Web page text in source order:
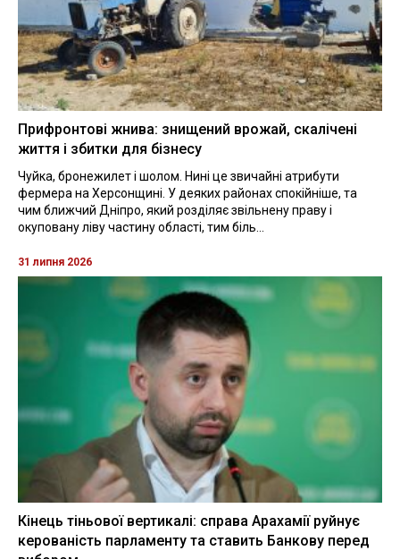
Прифронтові жнива: знищений врожай, скалічені
життя і збитки для бізнесу
Чуйка, бронежилет і шолом. Нині це звичайні атрибути
фермера на Херсонщині. У деяких районах спокійніше, та
чим ближчий Дніпро, який розділяє звільнену праву і
окуповану ліву частину області, тим біль...
31 липня 2026
Кінець тіньової вертикалі: справа Арахамії руйнує
керованість парламенту та ставить Банкову перед